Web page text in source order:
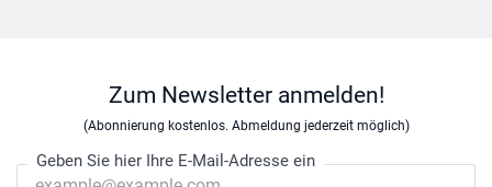
Zum Newsletter anmelden!
(Abonnierung kostenlos. Abmeldung jederzeit möglich)
Geben Sie hier Ihre E-Mail-Adresse ein